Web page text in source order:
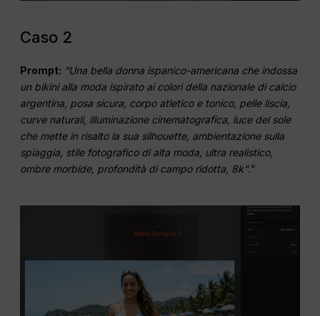
Caso 2
Prompt: “Una bella donna ispanico-americana che indossa
un bikini alla moda ispirato ai colori della nazionale di calcio
argentina, posa sicura, corpo atletico e tonico, pelle liscia,
curve naturali, illuminazione cinematografica, luce del sole
che mette in risalto la sua silhouette, ambientazione sulla
spiaggia, stile fotografico di alta moda, ultra realistico,
ombre morbide, profondità di campo ridotta, 8k".“